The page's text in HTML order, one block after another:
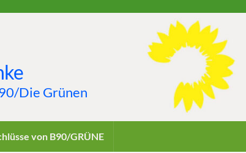
Die Grünen
von B90/GRÜNE